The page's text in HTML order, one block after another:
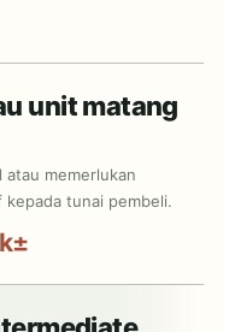
unit matang
atau memerlukan
kepada tunai pembeli.